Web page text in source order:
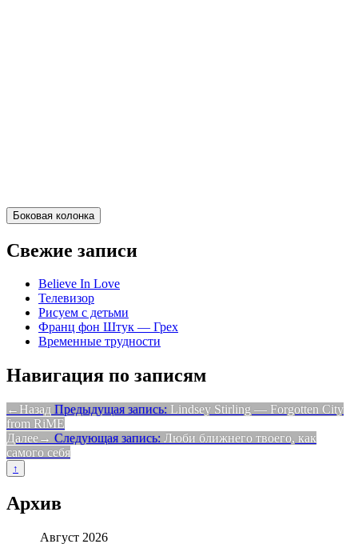
Боковая колонка
Свежие записи
Believe In Love
Телевизор
Рисуем с детьми
Франц фон Штук — Грех
Временные трудности
Навигация по записям
Назад Предыдущая запись: Lindsey Stirling — Forgotten City
from RiME
Далее
Следующая запись: Люби ближнего твоего, как
самого себя
↑
Архив
Август 2026